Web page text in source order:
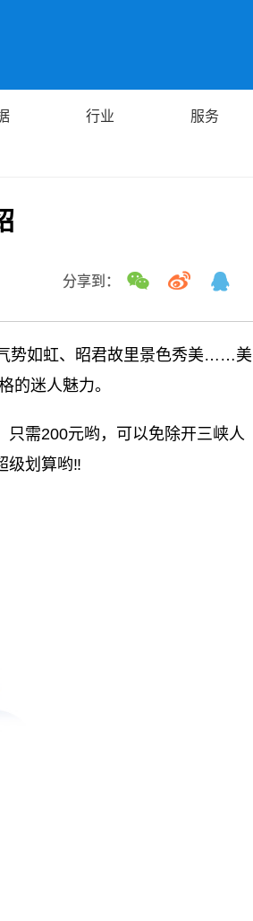
行业 服务
分享到：
势如虹、昭君故里景色秀美……美
的迷人魅力。
只需200元哟，可以免除开三峡人
级划算哟‼️